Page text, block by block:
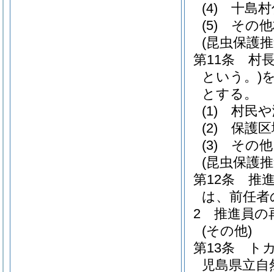
(4)
十島
(5)
その
(昆虫保護
第11条
村
という。)
とする。
(1)
村民
(2)
保護
(3)
その
(昆虫保護
第12条
推
は、前任
2
推進員の
(その他)
第13条
ト
児島県立